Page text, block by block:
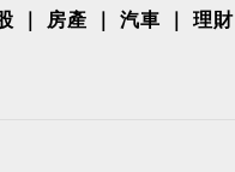
房產 汽車 理財